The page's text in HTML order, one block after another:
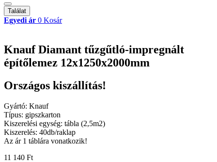
Találat
Egyedi ár 0 Kosár
Knauf Diamant tűzgűtló-impregnált
építőlemez 12x1250x2000mm
Országos kiszállítás!
Gyártó: Knauf
Típus: gipszkarton
Kiszerelési egység: tábla (2,5m2)
Kiszerelés: 40db/raklap
Az ár 1 táblára vonatkozik!
11 140 Ft